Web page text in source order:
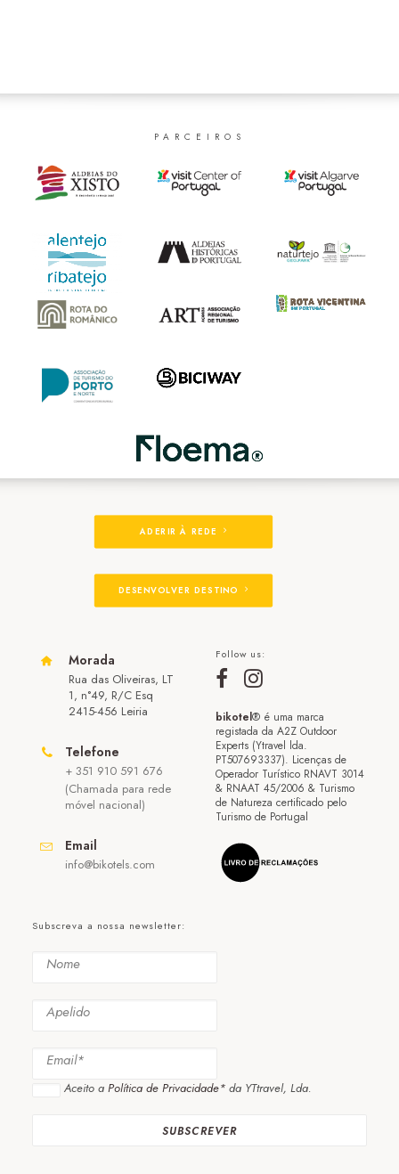
PARCEIROS
ADERIR À REDE
DESENVOLVER DESTINO
Morada
Rua das Oliveiras, LT
1, n°49, R/C Esq
2415-456 Leiria
Telefone
+ 351 910 591 676
(Chamada para rede
móvel nacional)
Email
info@bikotels.com
Follow us:
bikotel® é uma marca
registada da A2Z Outdoor
Experts (Ytravel lda.
PT507693337). Licenças de
Operador Turístico RNAVT 3014
& RNAAT 45/2006 & Turismo
de Natureza certificado pelo
Turismo de Portugal
Subscreva a nossa newsletter:
Aceito a Política de Privacidade* da YTtravel, Lda.